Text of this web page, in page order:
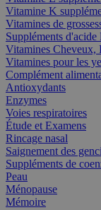
Vitamine K
Vitamines de
Suppléments d'acide
Vitamines Cheveux,
Vitamines pour les
Complément
Antioxydants
Enzymes
Voies respiratoires
Étude et Examens
Rincage nasal
Saignement des
Suppléments de
Peau
Ménopause
Mémoire